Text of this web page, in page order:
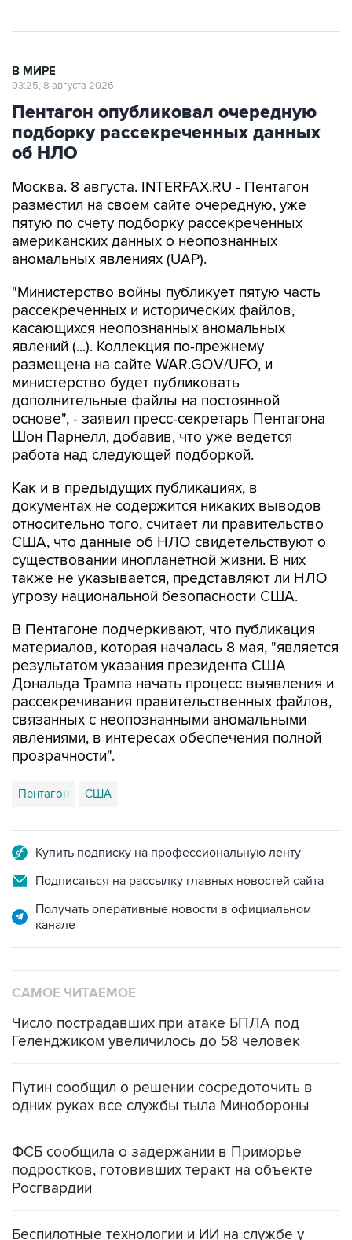
В МИРЕ
03:25, 8 августа 2026
Пентагон опубликовал очередную
подборку рассекреченных данных
об НЛО
Москва. 8 августа. INTERFAX.RU - Пентагон
разместил на своем сайте очередную, уже
пятую по счету подборку рассекреченных
американских данных о неопознанных
аномальных явлениях (UAP).
"Министерство войны публикует пятую часть
рассекреченных и исторических файлов,
касающихся неопознанных аномальных
явлений (...). Коллекция по-прежнему
размещена на сайте WAR.GOV/UFO, и
министерство будет публиковать
дополнительные файлы на постоянной
основе", - заявил пресс-секретарь Пентагона
Шон Парнелл, добавив, что уже ведется
работа над следующей подборкой.
Как и в предыдущих публикациях, в
документах не содержится никаких выводов
относительно того, считает ли правительство
США, что данные об НЛО свидетельствуют о
существовании инопланетной жизни. В них
также не указывается, представляют ли НЛО
угрозу национальной безопасности США.
В Пентагоне подчеркивают, что публикация
материалов, которая началась 8 мая, "является
результатом указания президента США
Дональда Трампа начать процесс выявления и
рассекречивания правительственных файлов,
связанных с неопознанными аномальными
явлениями, в интересах обеспечения полной
прозрачности".
Пентагон США
Купить подписку на профессиональную ленту
Подписаться на рассылку главных новостей сайта
Получать оперативные новости в официальном
канале
САМОЕ ЧИТАЕМОЕ
Число пострадавших при атаке БПЛА под
Геленджиком увеличилось до 58 человек
Путин сообщил о решении сосредоточить в
одних руках все службы тыла Минобороны
ФСБ сообщила о задержании в Приморье
подростков, готовивших теракт на объекте
Росгвардии
Беспилотные технологии и ИИ на службе у